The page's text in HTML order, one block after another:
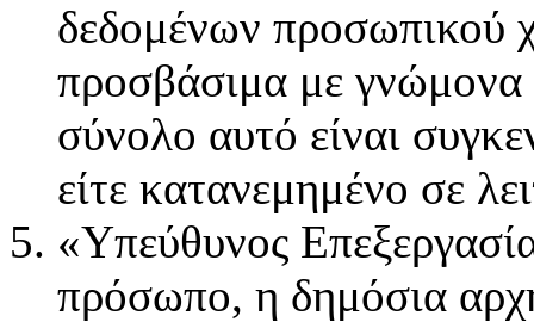
δεδομένων προσωπικού
προσβάσιμα με γνώμονα
σύνολο αυτό είναι
είτε κατανεμημένο σε
«Υπεύθυνος
πρόσωπο, η δημόσια